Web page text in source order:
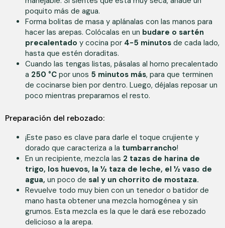
poquito más de agua.
Forma bolitas de masa y aplánalas con las manos para
hacer las arepas. Colócalas en un budare o sartén
precalentado y cocina por 4-5 minutos de cada lado,
hasta que estén doraditas.
Cuando las tengas listas, pásalas al horno precalentado
a 250 °C por unos 5 minutos más, para que terminen
de cocinarse bien por dentro. Luego, déjalas reposar un
poco mientras preparamos el resto.
Preparación del rebozado:
¡Este paso es clave para darle el toque crujiente y
dorado que caracteriza a la tumbarrancho!
En un recipiente, mezcla las 2 tazas de harina de
trigo, los huevos, la ½ taza de leche, el ½ vaso de
agua, un poco de sal y un chorrito de mostaza.
Revuelve todo muy bien con un tenedor o batidor de
mano hasta obtener una mezcla homogénea y sin
grumos. Esta mezcla es la que le dará ese rebozado
delicioso a la arepa.